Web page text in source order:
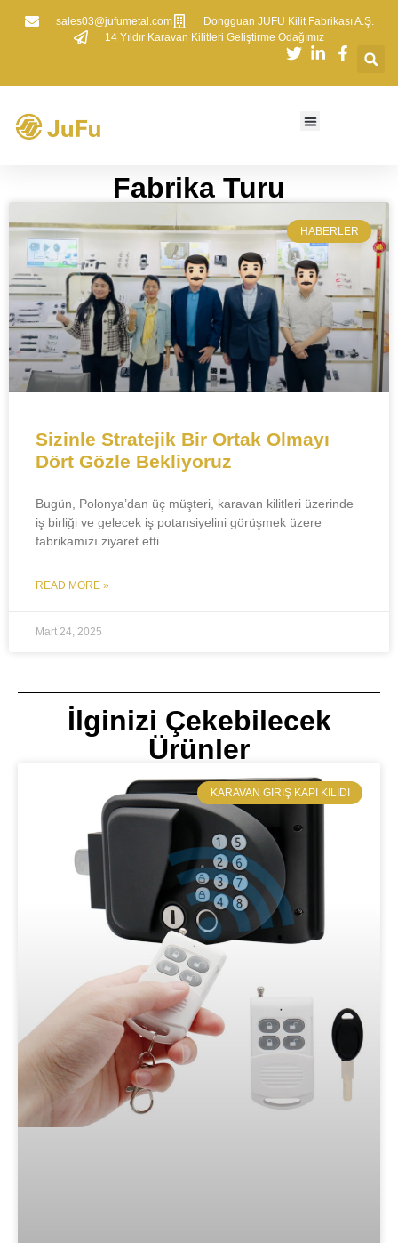
sales03@jufumetal.com
​Dongguan JUFU Kilit Fabrikası A.Ş.
​14 Yıldır Karavan Kilitleri Geliştirme Odağımız
​Fabrika Turu​
​HABERLER
Sizinle Stratejik Bir Ortak Olmayı
Dört Gözle Bekliyoruz
Bugün, Polonya’dan üç müşteri, karavan kilitleri üzerinde
iş birliği ve gelecek iş potansiyelini görüşmek üzere
fabrikamızı ziyaret etti.
READ MORE »
Mart 24, 2025
İlginizi Çekebilecek
Ürünler
KARAVAN GIRIŞ KAPI KILIDI